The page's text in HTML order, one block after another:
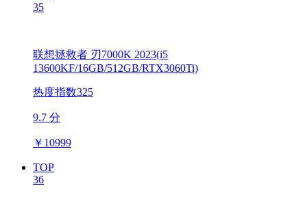
35
联想拯救者 刃7000K 2023(i5
13600KF/16GB/512GB/RTX3060Ti)
热度指数325
9.7 分
￥ 10999
TOP
36